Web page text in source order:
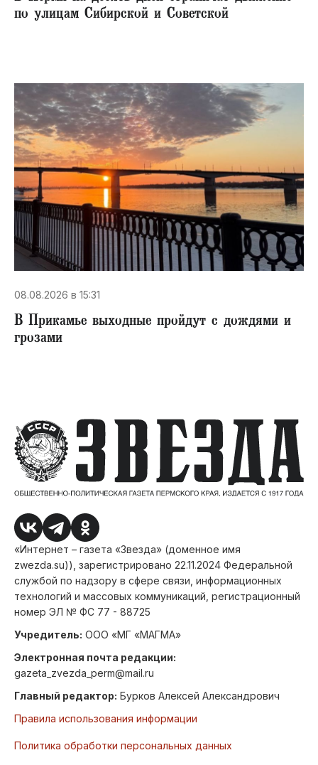
по улицам Сибирской и Советской
08.08.2026 в 15:31
В Прикамье выходные пройдут с дождями и
грозами
«Интернет – газета «Звезда» (доменное имя
zwezda.su)), зарегистрировано 22.11.2024 Федеральной
службой по надзору в сфере связи, информационных
технологий и массовых коммуникаций, регистрационный
номер ЭЛ № ФС 77 - 88725
Учредитель: ООО «МГ «МАГМА»
Электронная почта редакции:
gazeta_zvezda_perm@mail.ru
Главный редактор: Бурков Алексей Александрович
Правила использования информации
Политика обработки персональных данных